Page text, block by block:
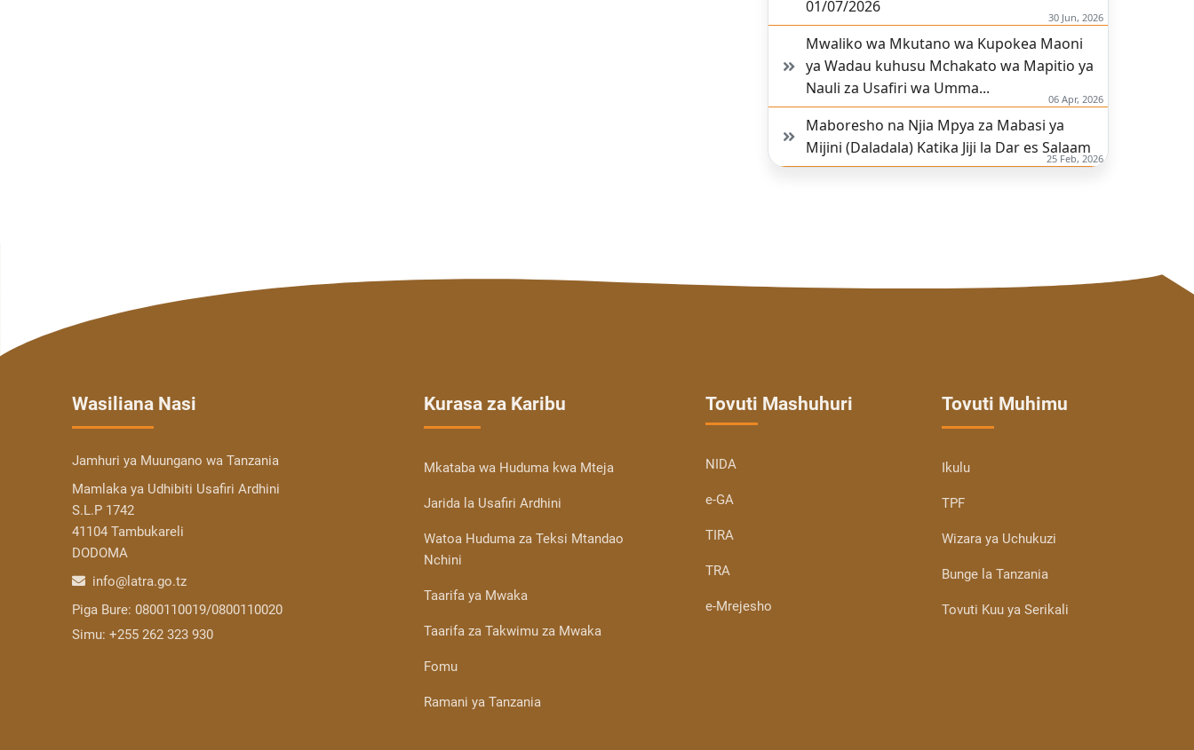
01/07/2026
30 Jun, 2026
Mwaliko wa Mkutano wa Kupokea Maoni
ya Wadau kuhusu Mchakato wa Mapitio ya
Nauli za Usafiri wa Umma...
06 Apr, 2026
Maboresho na Njia Mpya za Mabasi ya
Mijini (Daladala) Katika Jiji la Dar es Salaam
25 Feb, 2026
Wasiliana Nasi
Jamhuri ya Muungano wa Tanzania
Mamlaka ya Udhibiti Usafiri Ardhini
S.L.P 1742
41104 Tambukareli
DODOMA
info@latra.go.tz
Piga Bure: 0800110019/0800110020
Simu: +255 262 323 930
Kurasa za Karibu
Mkataba wa Huduma kwa Mteja
Jarida la Usafiri Ardhini
Watoa Huduma za Teksi Mtandao
Nchini
Taarifa ya Mwaka
Taarifa za Takwimu za Mwaka
Fomu
Ramani ya Tanzania
Tovuti Mashuhuri
NIDA
e-GA
TIRA
TRA
e-Mrejesho
Tovuti Muhimu
Ikulu
TPF
Wizara ya Uchukuzi
Bunge la Tanzania
Tovuti Kuu ya Serikali